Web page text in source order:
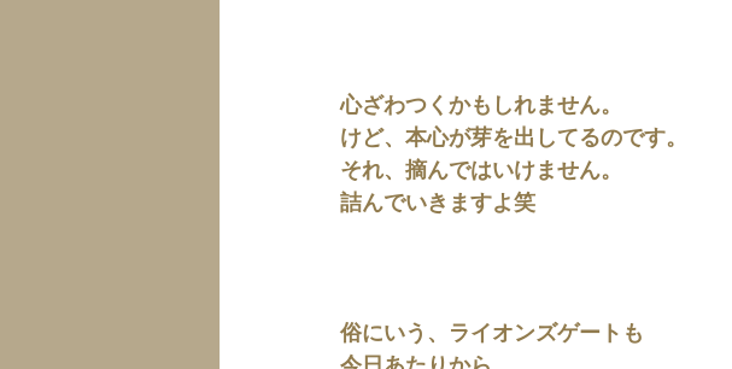
心ざわつくかもしれません。
けど、本心が芽を出してるのです。
それ、摘んではいけません。
詰んでいきますよ笑
俗にいう、ライオンズゲートも